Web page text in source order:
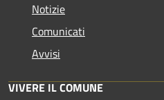
Notizie
Comunicati
Avvisi
VIVERE IL COMUNE